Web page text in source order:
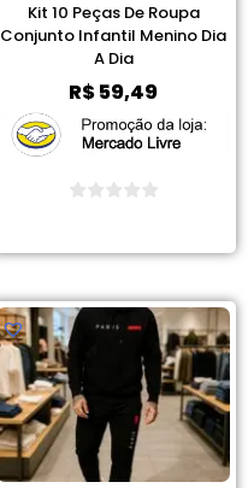
Kit 10 Peças De Roupa
Conjunto Infantil Menino Dia
A Dia
R$59,49